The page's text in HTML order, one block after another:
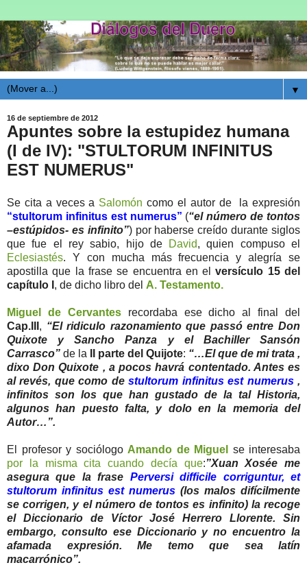
▼
16 de septiembre de 2012
Apuntes sobre la estupidez humana
(I de IV): "STULTORUM INFINITUS
EST NUMERUS"
Se cita a veces a Salomón como el autor de la expresión
“stultorum infinitus est numerus” (“el número de tontos
–estúpidos- es infinito”) por haberse creído durante siglos
que fue el rey sabio, hijo de
David, quien compuso el
Eclesiastés. Y con mucha más frecuencia y alegría se
apostilla que la frase se encuentra en elversículo 15 del
capítulo I , de dicho libro del A. Testamento.
Miguel de Cervantesrecordaba ese dicho al final del
Cap.III , “El ridiculo razonamiento que passó entre Don
Quixote y Sancho Panza y el Bachiller Sansón
Carrasco” de la II parte del Quijote: “…El que de mi trata ,
dixo Don Quixote , a pocos havrá contentado. Antes es
al revés, que como destultorum infinitus est numerus,
infinitos son los que han gustado de la tal Historia,
algunos han puesto falta, y dolo en la memoria del
Autor…”.
El profesor y sociólogo Amando de Miguel
se interesaba
por la misma cita cuando decía que:”Xuan Xosée me
asegura que la frase Perversi difficile corriguntur, et
stultorum infinitus est numerus (los malos difícilmente
se corrigen, y el número de tontos es infinito) la recoge
el Diccionario de Víctor José Herrero Llorente. Sin
embargo, consulto ese Diccionario y no encuentro la
afamada expresión. Me temo que sea latín
macarrónico”.